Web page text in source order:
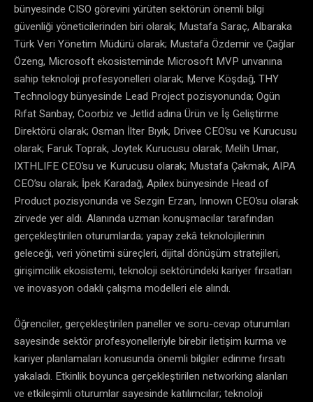
bünyesinde CISO görevini yürüten sektörün önemli bilgi
güvenliği yöneticilerinden biri olarak; Mustafa Saraç, Albaraka
Türk Veri Yönetim Müdürü olarak; Mustafa Özdemir ve Çağlar
Özeng, Microsoft ekosisteminde Microsoft MVP unvanına
sahip teknoloji profesyonelleri olarak; Merve Köşdağ, THY
Technology bünyesinde Lead Project pozisyonunda; Ogün
Rıfat Sanbay, Coorbiz ve Jetlid adına Ürün ve İş Geliştirme
Direktörü olarak; Osman İlter Bıyık, Drivee CEO’su ve Kurucusu
olarak; Faruk Toprak, Joytek Kurucusu olarak; Melih Umar,
IXTHLIFE CEO’su ve Kurucusu olarak; Mustafa Çakmak, AIPA
CEO’su olarak; İpek Karadağ, Apilex bünyesinde Head of
Product pozisyonunda ve Sezgin Erzan, Innown CEO’su olarak
zirvede yer aldı. Alanında uzman konuşmacılar tarafından
gerçekleştirilen oturumlarda; yapay zekâ teknolojilerinin
geleceği, veri yönetimi süreçleri, dijital dönüşüm stratejileri,
girişimcilik ekosistemi, teknoloji sektöründeki kariyer fırsatları
ve inovasyon odaklı çalışma modelleri ele alındı.
Öğrenciler, gerçekleştirilen paneller ve soru-cevap oturumları
sayesinde sektör profesyonelleriyle birebir iletişim kurma ve
kariyer planlamaları konusunda önemli bilgiler edinme fırsatı
yakaladı. Etkinlik boyunca gerçekleştirilen networking alanları
ve etkileşimli oturumlar sayesinde katılımcılar; teknoloji